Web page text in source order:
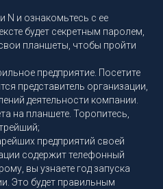
N и ознакомьтесь с ее
будет секретным паролем,
планшеты, чтобы пройти
предприятие. Посетите
представитель организации,
деятельности компании.
на планшете. Торопитесь,
предприятий своей
содержит телефонный
вы узнаете год запуска
Это будет правильным